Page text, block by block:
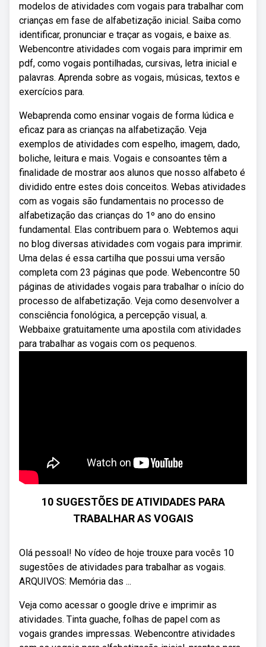
modelos de atividades com vogais para trabalhar com
crianças em fase de alfabetização inicial. Saiba como
identificar, pronunciar e traçar as vogais, e baixe as.
Webencontre atividades com vogais para imprimir em
pdf, como vogais pontilhadas, cursivas, letra inicial e
palavras. Aprenda sobre as vogais, músicas, textos e
exercícios para.
Webaprenda como ensinar vogais de forma lúdica e
eficaz para as crianças na alfabetização. Veja
exemplos de atividades com espelho, imagem, dado,
boliche, leitura e mais. Vogais e consoantes têm a
finalidade de mostrar aos alunos que nosso alfabeto é
dividido entre estes dois conceitos. Webas atividades
com as vogais são fundamentais no processo de
alfabetização das crianças do 1º ano do ensino
fundamental. Elas contribuem para o. Webtemos aqui
no blog diversas atividades com vogais para imprimir.
Uma delas é essa cartilha que possui uma versão
completa com 23 páginas que pode. Webencontre 50
páginas de atividades vogais para trabalhar o início do
processo de alfabetização. Veja como desenvolver a
consciência fonológica, a percepção visual, a.
Webbaixe gratuitamente uma apostila com atividades
para trabalhar as vogais com os pequenos.
10 SUGESTÕES DE ATIVIDADES PARA
TRABALHAR AS VOGAIS
Olá pessoal! No vídeo de hoje trouxe para vocês 10
sugestões de atividades para trabalhar as vogais.
ARQUIVOS: Memória das ...
Veja como acessar o google drive e imprimir as
atividades. Tinta guache, folhas de papel com as
vogais grandes impressas. Webencontre atividades